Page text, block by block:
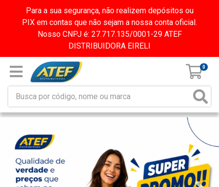
Para a sua segurança, não realizem depósitos ou
PIX em contas que não sejam a nossa conta oficial.
Nosso CNPJ é: 27.717.135/0001-29 ATEF
DISTRIBUIDORA EIRELI
0